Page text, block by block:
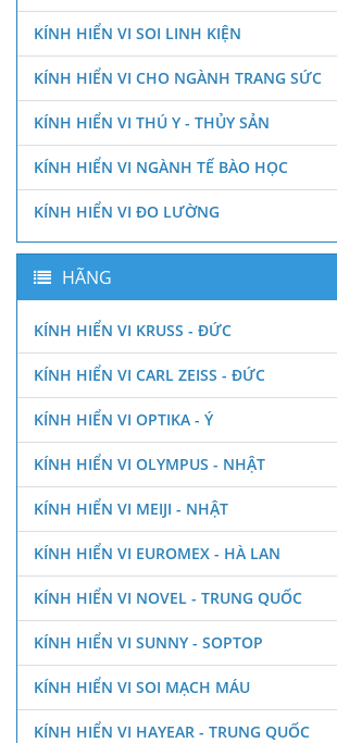
KÍNH HIỂN VI SOI LINH KIỆN
KÍNH HIỂN VI CHO NGÀNH TRANG SỨC
KÍNH HIỂN VI THÚ Y - THỦY SẢN
KÍNH HIỂN VI NGÀNH TẾ BÀO HỌC
KÍNH HIỂN VI ĐO LƯỜNG
HÃNG
KÍNH HIỂN VI KRUSS - ĐỨC
KÍNH HIỂN VI CARL ZEISS - ĐỨC
KÍNH HIỂN VI OPTIKA - Ý
KÍNH HIỂN VI OLYMPUS - NHẬT
KÍNH HIỂN VI MEIJI - NHẬT
KÍNH HIỂN VI EUROMEX - HÀ LAN
KÍNH HIỂN VI NOVEL - TRUNG QUỐC
KÍNH HIỂN VI SUNNY - SOPTOP
KÍNH HIỂN VI SOI MẠCH MÁU
KÍNH HIỂN VI HAYEAR - TRUNG QUỐC